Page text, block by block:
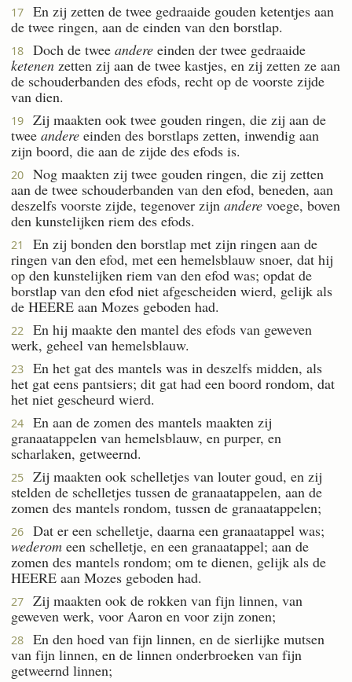
17
En zij zetten de twee gedraaide gouden ketentjes aan
de twee ringen, aan de einden van den borstlap.
18 Doch de twee andere einden der twee gedraaide
ketenen zetten zij aan de twee kastjes, en zij zetten ze aan
de schouderbanden des efods, recht op de voorste zijde
van dien.
19
Zij maakten ook twee gouden ringen, die zij aan de
twee andere einden des borstlaps zetten, inwendig aan
zijn boord, die aan de zijde des efods is.
20
Nog maakten zij twee gouden ringen, die zij zetten
aan de twee schouderbanden van den efod, beneden, aan
deszelfs voorste zijde, tegenover zijn andere voege, boven
den kunstelijken riem des efods.
21
En zij bonden den borstlap met zijn ringen aan de
ringen van den efod, met een hemelsblauw snoer, dat hij
op den kunstelijken riem van den efod was; opdat de
borstlap van den efod niet afgescheiden wierd, gelijk als
de HEERE aan Mozes geboden had.
22
En hij maakte den mantel des efods van geweven
werk, geheel van hemelsblauw.
23
En het gat des mantels was in deszelfs midden, als
het gat eens pantsiers; dit gat had een boord rondom, dat
het niet gescheurd wierd.
24
En aan de zomen des mantels maakten zij
granaatappelen van hemelsblauw, en purper, en
scharlaken, getweernd.
25
Zij maakten ook schelletjes van louter goud, en zij
stelden de schelletjes tussen de granaatappelen, aan de
zomen des mantels rondom, tussen de granaatappelen;
26
Dat er een schelletje, daarna een granaatappel was;
wederom een schelletje, en een granaatappel; aan de
zomen des mantels rondom; om te dienen, gelijk als de
HEERE aan Mozes geboden had.
27
Zij maakten ook de rokken van fijn linnen, van
geweven werk, voor Aaron en voor zijn zonen;
28
En den hoed van fijn linnen, en de sierlijke mutsen
van fijn linnen, en de linnen onderbroeken van fijn
getweernd linnen;